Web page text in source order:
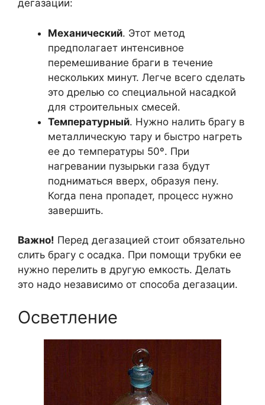
дегазации:
Механический. Этот метод
предполагает интенсивное
перемешивание браги в течение
нескольких минут. Легче всего сделать
это дрелью со специальной насадкой
для строительных смесей.
Температурный. Нужно налить брагу в
металлическую тару и быстро нагреть
ее до температуры 50º. При
нагревании пузырьки газа будут
подниматься вверх, образуя пену.
Когда пена пропадет, процесс нужно
завершить.
Важно! Перед дегазацией стоит обязательно
слить брагу с осадка. При помощи трубки ее
нужно перелить в другую емкость. Делать
это надо независимо от способа дегазации.
Осветление